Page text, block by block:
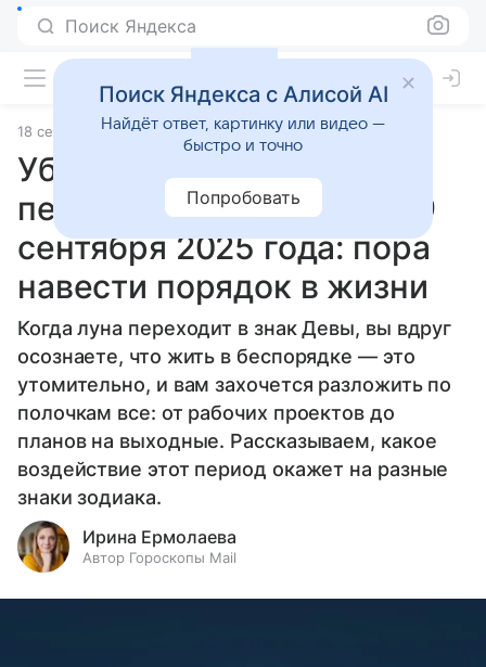
Поиск Яндекса
18 сентября 2025 Источник:Гороскопы Mail Статьи
Убывающая Луна
переходит в знак Девы 19
сентября 2025 года: пора
навести порядок в жизни
Когда луна переходит в знак Девы, вы вдруг
осознаете, что жить в беспорядке — это
утомительно, и вам захочется разложить по
полочкам все: от рабочих проектов до
планов на выходные. Рассказываем, какое
воздействие этот период окажет на разные
знаки зодиака.
Ирина Ермолаева
Автор Гороскопы Mail
Поиск Яндекса с Алисой AI
Найдёт ответ, картинку или видео —
быстро и точно
Попробовать